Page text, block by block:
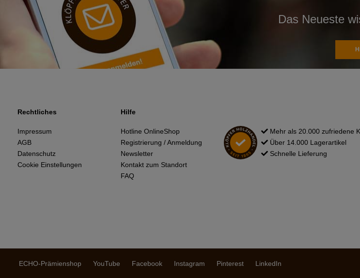
Das Neueste
Rechtliches
Impressum
AGB
Datenschutz
Cookie Einstellungen
Hilfe
Hotline OnlineShop
Registrierung / Anmeldung
Newsletter
Kontakt zum Standort
FAQ
Mehr als 20.000 zufriedene
Über 14.000 Lagerartikel
Schnelle Lieferung
ECHO-Prämienshop YouTube Facebook Instagram Pinterest LinkedIn